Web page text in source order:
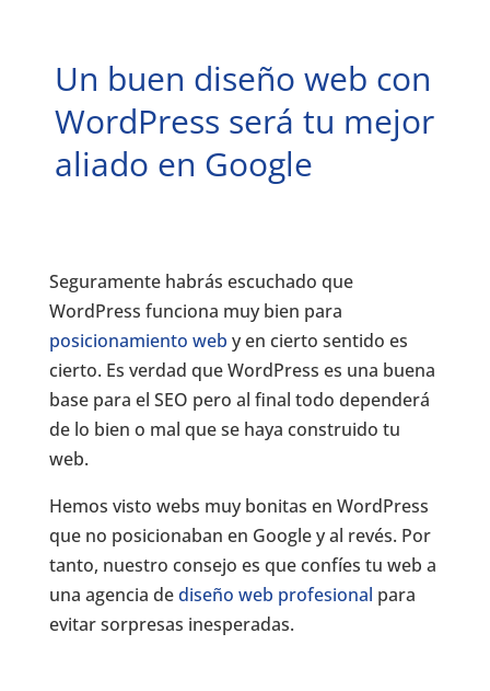
Un buen diseño web con
WordPress será tu mejor
aliado en Google
Seguramente habrás escuchado que
WordPress funciona muy bien para
posicionamiento web y en cierto sentido es
cierto. Es verdad que WordPress es una buena
base para el SEO pero al final todo dependerá
de lo bien o mal que se haya construido tu
web.
Hemos visto webs muy bonitas en WordPress
que no posicionaban en Google y al revés. Por
tanto, nuestro consejo es que confíes tu web a
una agencia dediseño web profesional para
evitar sorpresas inesperadas.